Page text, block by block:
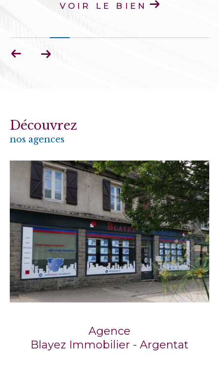
VOIR LE BIEN
Découvrez
nos agences
Agence
Blayez Immobilier - Argentat